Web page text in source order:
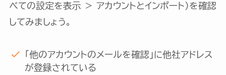
べての設定を表示 ＞ アカウントとインポート）を確認
してみましょう。
「他のアカウントのメールを確認」に他社アドレス
が登録されている